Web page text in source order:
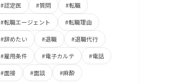
#認定医 #質問 #転職
#転職エージェント #転職理由
#辞めたい #退職 #退職代行
#雇用条件 #電子カルテ #電話
#面接 #面談 #麻酔